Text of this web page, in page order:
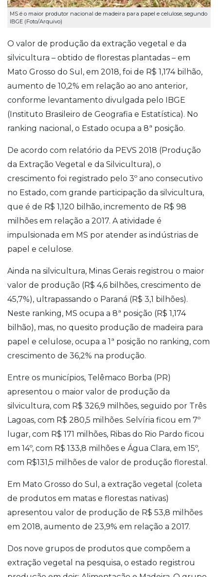
MS é o maior produtor nacional de madeira para papel e celulose, segundo
IBGE (Foto/Arquivo)
O valor de produção da extração vegetal e da
silvicultura – obtido de florestas plantadas – em
Mato Grosso do Sul, em 2018, foi de R$ 1,174 bilhão,
aumento de 10,2% em relação ao ano anterior,
conforme levantamento divulgada pelo IBGE
(Instituto Brasileiro de Geografia e Estatística). No
ranking nacional, o Estado ocupa a 8ª posição.
De acordo com relatório da PEVS 2018 (Produção
da Extração Vegetal e da Silvicultura), o
crescimento foi registrado pelo 3º ano consecutivo
no Estado, com grande participação da silvicultura,
que é de R$ 1,120 bilhão, incremento de R$ 98
milhões em relação a 2017. A atividade é
impulsionada em MS por atender as indústrias de
papel e celulose.
Ainda na silvicultura, Minas Gerais registrou o maior
valor de produção (R$ 4,6 bilhões, crescimento de
45,7%), ultrapassando o Paraná (R$ 3,1 bilhões).
Neste ranking, MS ocupa a 8ª posição (R$ 1,174
bilhão), mas, no quesito produção de madeira para
papel e celulose, ocupa a 1ª posição no ranking, com
crescimento de 36,2% na produção.
Entre os municípios, Telêmaco Borba (PR)
apresentou o maior valor de produção da
silvicultura, com R$ 326,9 milhões, seguido por Três
Lagoas, com R$ 280,5 milhões. Selvíria ficou em 7º
lugar, com R$ 171 milhões, Ribas do Rio Pardo ficou
em 14º, com R$ 133,8 milhões e Água Clara, em 15º,
com R$131,5 milhões de valor de produção florestal.
Em Mato Grosso do Sul, a extração vegetal (coleta
de produtos em matas e florestas nativas)
apresentou valor de produção de R$ 53,8 milhões
em 2018, aumento de 23,9% em relação a 2017.
Dos nove grupos de produtos que compõem a
extração vegetal na pesquisa, o estado registrou